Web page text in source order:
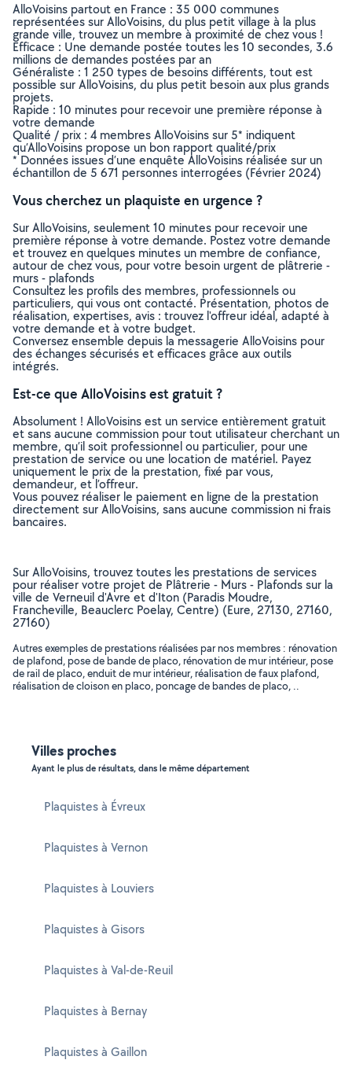
AlloVoisins partout en France : 35 000 communes
représentées sur AlloVoisins, du plus petit village à la plus
grande ville, trouvez un membre à proximité de chez vous !
Efficace : Une demande postée toutes les 10 secondes, 3.6
millions de demandes postées par an
Généraliste : 1 250 types de besoins différents, tout est
possible sur AlloVoisins, du plus petit besoin aux plus grands
projets.
Rapide : 10 minutes pour recevoir une première réponse à
votre demande
Qualité / prix : 4 membres AlloVoisins sur 5* indiquent
qu’AlloVoisins propose un bon rapport qualité/prix
* Données issues d’une enquête AlloVoisins réalisée sur un
échantillon de 5 671 personnes interrogées (Février 2024)
Vous cherchez un plaquiste en urgence ?
Sur AlloVoisins, seulement 10 minutes pour recevoir une
première réponse à votre demande. Postez votre demande
et trouvez en quelques minutes un membre de confiance,
autour de chez vous, pour votre besoin urgent de plâtrerie -
murs - plafonds
Consultez les profils des membres, professionnels ou
particuliers, qui vous ont contacté. Présentation, photos de
réalisation, expertises, avis : trouvez l'offreur idéal, adapté à
votre demande et à votre budget.
Conversez ensemble depuis la messagerie AlloVoisins pour
des échanges sécurisés et efficaces grâce aux outils
intégrés.
Est-ce que AlloVoisins est gratuit ?
Absolument ! AlloVoisins est un service entièrement gratuit
et sans aucune commission pour tout utilisateur cherchant un
membre, qu’il soit professionnel ou particulier, pour une
prestation de service ou une location de matériel. Payez
uniquement le prix de la prestation, fixé par vous,
demandeur, et l’offreur.
Vous pouvez réaliser le paiement en ligne de la prestation
directement sur AlloVoisins, sans aucune commission ni frais
bancaires.
Sur AlloVoisins, trouvez toutes les prestations de services
pour réaliser votre projet de Plâtrerie - Murs - Plafonds sur la
ville de Verneuil d'Avre et d'Iton (Paradis Moudre,
Francheville, Beauclerc Poelay, Centre) (Eure, 27130, 27160,
27160)
Autres exemples de prestations réalisées par nos membres : rénovation
de plafond, pose de bande de placo, rénovation de mur intérieur, pose
de rail de placo, enduit de mur intérieur, réalisation de faux plafond,
réalisation de cloison en placo, poncage de bandes de placo, ..
Villes proches
Ayant le plus de résultats, dans le même département
Plaquistes à Évreux
Plaquistes à Vernon
Plaquistes à Louviers
Plaquistes à Gisors
Plaquistes à Val-de-Reuil
Plaquistes à Bernay
Plaquistes à Gaillon